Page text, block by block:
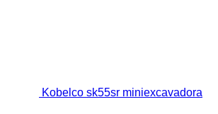
Kobelco sk55sr miniexcavadora